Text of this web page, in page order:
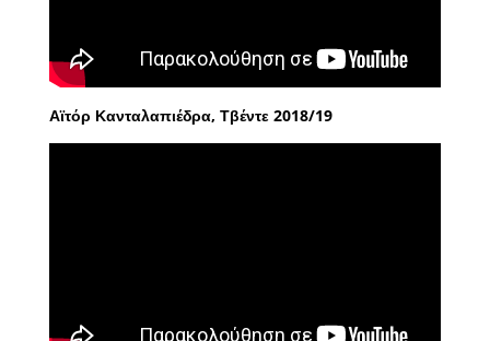
Αϊτόρ Κανταλαπιέδρα, Τβέντε 2018/19